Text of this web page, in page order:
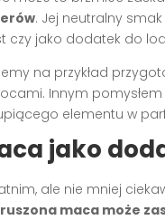
. Jej neutralny
czy jako dodatek do
na przykład
Innym
elementu w
jako
ale nie mniej
maca może